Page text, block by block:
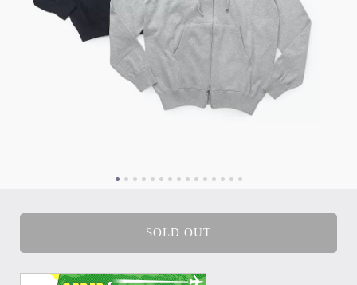
SOLD OUT